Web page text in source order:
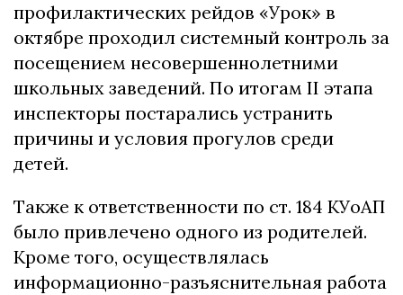
профилактических рейдов «Урок» в
октябре проходил системный контроль за
посещением несовершеннолетними
школьных заведений. По итогам II этапа
инспекторы постарались устранить
причины и условия прогулов среди
детей.
Также к ответственности по ст. 184 КУоАП
было привлечено одного из родителей.
Кроме того, осуществлялась
информационно-разъяснительная работа